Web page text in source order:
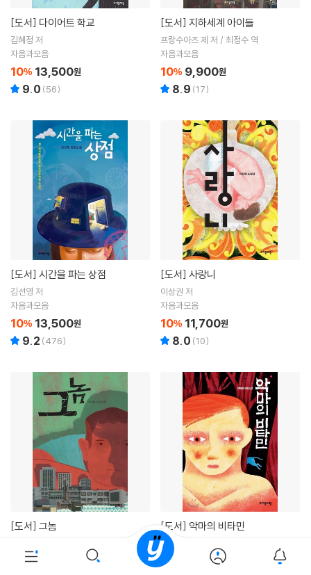
[도서] 다이어트 학교
김혜정 저
자음과모음
10% 13,500원
9.0 (56)
[도서] 지하세계 아이들
프랑수아즈 제 저 / 최정수 역
자음과모음
10% 9,900원
8.9 (17)
[도서] 시간을 파는 상점
김선영 저
자음과모음
10% 13,500원
9.2 (476)
[도서] 사랑니
이상권 저
자음과모음
10% 11,700원
8.0 (10)
[도서] 그놈
자음과모음
[도서] 악마의 비타민
양호문 저
자음과모음